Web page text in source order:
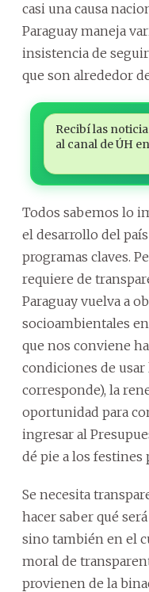
casi una causa
Paraguay maneja
insistencia de
que son alrededor
Recibí las
al canal de ÚH
Todos sabemos lo
el desarrollo del
programas claves.
requiere de
Paraguay vuelva a
socioambientales
que nos conviene
condiciones de usar
corresponde), la
oportunidad para
ingresar al
dé pie a los festines
Se necesita
hacer saber qué
sino también en el
moral de
provienen de la